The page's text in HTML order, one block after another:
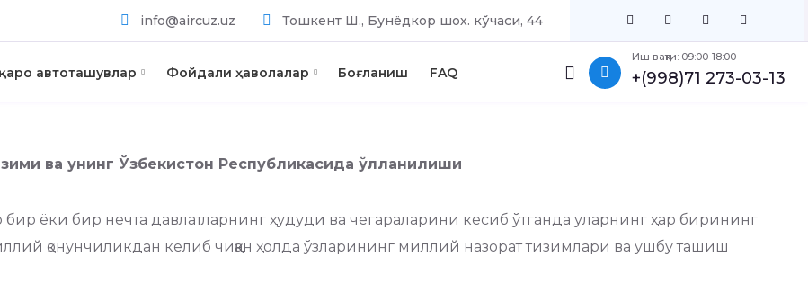
info@aircuz.uz Тошкент Ш., Бунёдкор шох. кўчаси, 44
автоташувлар Фойдали ҳаволалар Боғланиш FAQ
Иш вақти: 09:00-18:00
+(998)71 273-03-13
ва унинг Ўзбекистон Республикасида ўлланилиши
ёки бир нечта давлатларнинг ҳудуди ва чегараларини кесиб ўтганда уларнинг ҳар бирининг
қонунчиликдан келиб чиққан ҳолда ўзларининг миллий назорат тизимлари ва ушбу ташиш